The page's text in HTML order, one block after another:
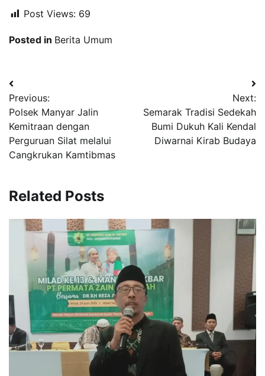
Post Views: 69
Posted in Berita Umum
Navigasi
pos
Previous:
Polsek Manyar Jalin
Kemitraan dengan
Perguruan Silat melalui
Cangkrukan Kamtibmas
Next:
Semarak Tradisi Sedekah
Bumi Dukuh Kali Kendal
Diwarnai Kirab Budaya
Related Posts